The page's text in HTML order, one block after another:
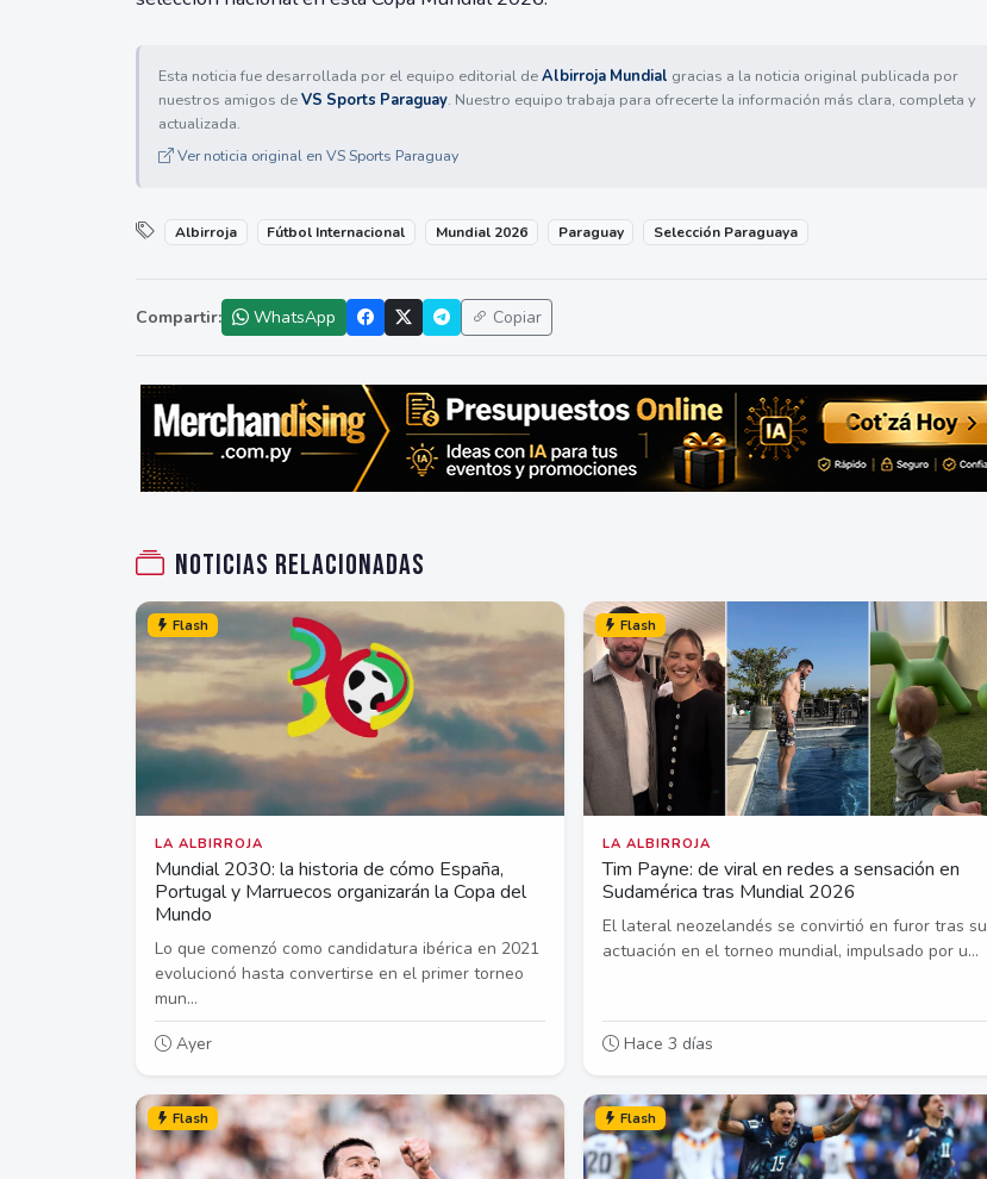
Esta noticia fue desarrollada por el equipo editorial deAlbirroja Mundial gracias a la noticia original publicada por
nuestros amigos deVS Sports Paraguay. Nuestro equipo trabaja para ofrecerte la información más clara, completa y
actualizada.
Ver noticia original en VS Sports Paraguay
Albirroja Fútbol Internacional Mundial 2026 Paraguay Selección Paraguaya
Compartir: WhatsApp Copiar
Noticias relacionadas
Flash
LA ALBIRROJA
Mundial 2030: la historia de cómo España,
Portugal y Marruecos organizarán la Copa del
Mundo
Lo que comenzó como candidatura ibérica en 2021
evolucionó hasta convertirse en el primer torneo
mun...
Ayer
Flash
LA ALBIRROJA
Tim Payne: de viral en redes a sensación en
Sudamérica tras Mundial 2026
El lateral neozelandés se convirtió en furor tras su
actuación en el torneo mundial, impulsado por u...
Hace 3 días
Flash Flash